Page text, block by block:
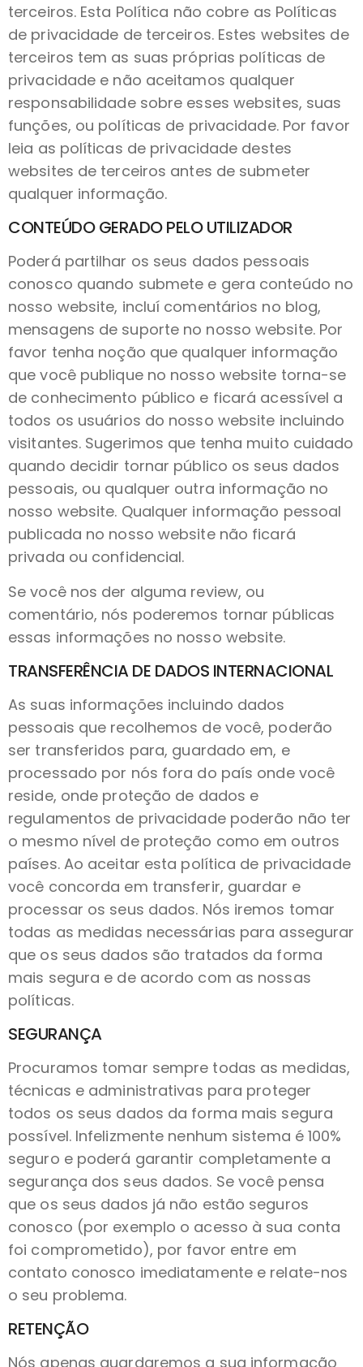
terceiros. Esta Política não cobre as Políticas
de privacidade de terceiros. Estes websites de
terceiros tem as suas próprias políticas de
privacidade e não aceitamos qualquer
responsabilidade sobre esses websites, suas
funções, ou políticas de privacidade. Por favor
leia as políticas de privacidade destes
websites de terceiros antes de submeter
qualquer informação.
CONTEÚDO GERADO PELO UTILIZADOR
Poderá partilhar os seus dados pessoais
conosco quando submete e gera conteúdo no
nosso website, incluí comentários no blog,
mensagens de suporte no nosso website. Por
favor tenha noção que qualquer informação
que você publique no nosso website torna-se
de conhecimento público e ficará acessível a
todos os usuários do nosso website incluindo
visitantes. Sugerimos que tenha muito cuidado
quando decidir tornar público os seus dados
pessoais, ou qualquer outra informação no
nosso website. Qualquer informação pessoal
publicada no nosso website não ficará
privada ou confidencial.
Se você nos der alguma review, ou
comentário, nós poderemos tornar públicas
essas informações no nosso website.
TRANSFERÊNCIA DE DADOS INTERNACIONAL
As suas informações incluindo dados
pessoais que recolhemos de você, poderão
ser transferidos para, guardado em, e
processado por nós fora do país onde você
reside, onde proteção de dados e
regulamentos de privacidade poderão não ter
o mesmo nível de proteção como em outros
países. Ao aceitar esta política de privacidade
você concorda em transferir, guardar e
processar os seus dados. Nós iremos tomar
todas as medidas necessárias para assegurar
que os seus dados são tratados da forma
mais segura e de acordo com as nossas
políticas.
SEGURANÇA
Procuramos tomar sempre todas as medidas,
técnicas e administrativas para proteger
todos os seus dados da forma mais segura
possível. Infelizmente nenhum sistema é 100%
seguro e poderá garantir completamente a
segurança dos seus dados. Se você pensa
que os seus dados já não estão seguros
conosco (por exemplo o acesso à sua conta
foi comprometido), por favor entre em
contato conosco imediatamente e relate-nos
o seu problema.
RETENÇÃO
Nós apenas guardaremos a sua informação